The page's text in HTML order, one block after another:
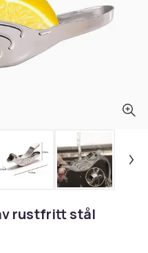
rustfritt stål